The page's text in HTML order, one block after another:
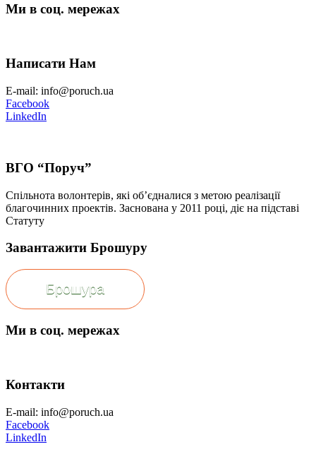
Ми в соц. мережах
Написати Нам
E-mail: info@poruch.ua
Facebook
LinkedIn
ВГО “Поруч”
Спільнота волонтерів, які об’єдналися з метою реалізації
благочинних проектів. Заснована у 2011 році, діє на підставі
Статуту
Завантажити Брошуру
Брошура
Ми в соц. мережах
Контакти
E-mail: info@poruch.ua
Facebook
LinkedIn